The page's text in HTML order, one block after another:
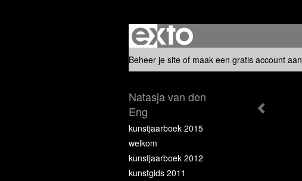
Beheer je site of maak een gratis account aan
Natasja van den
Eng
kunstjaarboek 2015
welkom
kunstjaarboek 2012
kunstgids 2011